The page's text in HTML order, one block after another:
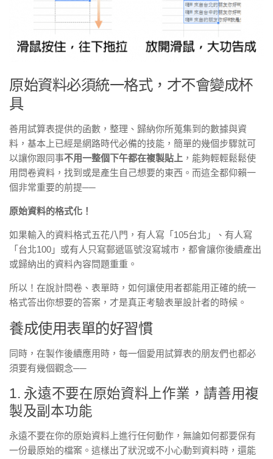
原始資料必須統一格式，才不會變成杯
具
善用試算表提供的函數，整理、歸納你所蒐集到的數據與資
料，基本上已經是網路時代必備的技能，簡單的幾個步驟就可
以讓你跟同事不用一整個下午都在複製貼上 ，能夠輕輕鬆鬆使
用問卷資料，找到或是產生自己想要的東西。而這全都仰賴一
個非常重要的前提──
原始資料的格式化！
如果輸入的資料格式五花八門，有人寫「105台北」、有人寫
「台北100」或有人只寫郵遞區號沒寫城市，都會讓你後續產出
或歸納出的資料內容問題重重。
所以！在說計問卷、表單時，如何讓使用者都能用正確的統一
格式答出你想要的答案，才是真正考驗表單設計者的時候。
養成使用表單的好習慣
同時，在製作後續應用時，每一個愛用試算表的朋友們也都必
須要有幾個觀念──
1. 永遠不要在原始資料上作業，請善用複
製及副本功能
永遠不要在你的原始資料上進行任何動作，無論如何都要保有
一份最原始的檔案。這樣出了狀況或不小心動到資料時，還能